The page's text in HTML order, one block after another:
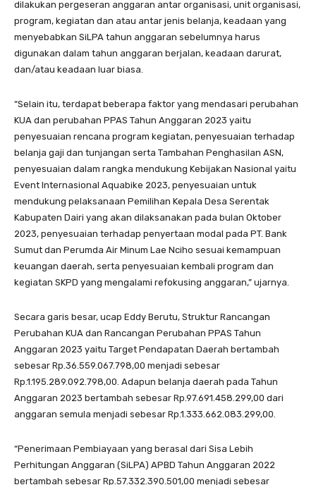
dilakukan pergeseran anggaran antar organisasi, unit organisasi,
program, kegiatan dan atau antar jenis belanja, keadaan yang
menyebabkan SiLPA tahun anggaran sebelumnya harus
digunakan dalam tahun anggaran berjalan, keadaan darurat,
dan/atau keadaan luar biasa.
“Selain itu, terdapat beberapa faktor yang mendasari perubahan
KUA dan perubahan PPAS Tahun Anggaran 2023 yaitu
penyesuaian rencana program kegiatan, penyesuaian terhadap
belanja gaji dan tunjangan serta Tambahan Penghasilan ASN,
penyesuaian dalam rangka mendukung Kebijakan Nasional yaitu
Event Internasional Aquabike 2023, penyesuaian untuk
mendukung pelaksanaan Pemilihan Kepala Desa Serentak
Kabupaten Dairi yang akan dilaksanakan pada bulan Oktober
2023, penyesuaian terhadap penyertaan modal pada PT. Bank
Sumut dan Perumda Air Minum Lae Nciho sesuai kemampuan
keuangan daerah, serta penyesuaian kembali program dan
kegiatan SKPD yang mengalami refokusing anggaran,” ujarnya.
Secara garis besar, ucap Eddy Berutu, Struktur Rancangan
Perubahan KUA dan Rancangan Perubahan PPAS Tahun
Anggaran 2023 yaitu Target Pendapatan Daerah bertambah
sebesar Rp.36.559.067.798,00 menjadi sebesar
Rp.1.195.289.092.798,00. Adapun belanja daerah pada Tahun
Anggaran 2023 bertambah sebesar Rp.97.691.458.299,00 dari
anggaran semula menjadi sebesar Rp.1.333.662.083.299,00.
“Penerimaan Pembiayaan yang berasal dari Sisa Lebih
Perhitungan Anggaran (SiLPA) APBD Tahun Anggaran 2022
bertambah sebesar Rp.57.332.390.501,00 menjadi sebesar